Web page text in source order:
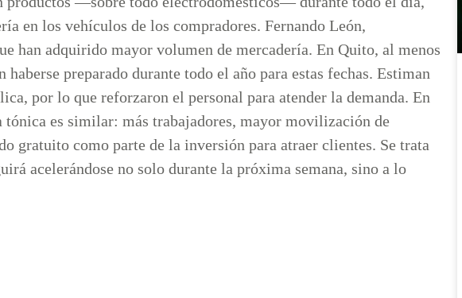
en los vehículos de los compradores. Fernando León,
han adquirido mayor volumen de mercadería. En Quito, al menos
haberse preparado durante todo el año para estas fechas. Estiman
por lo que reforzaron el personal para atender la demanda. En
es similar: más trabajadores, mayor movilización de
gratuito como parte de la inversión para atraer clientes. Se trata
acelerándose no solo durante la próxima semana, sino a lo